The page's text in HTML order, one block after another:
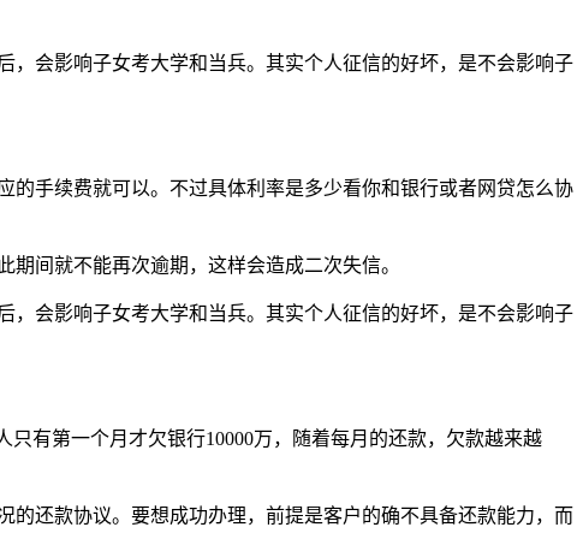
会影响子女考大学和当兵。其实个人征信的好坏，是不会影响子
手续费就可以。不过具体利率是多少看你和银行或者网贷怎么协
间就不能再次逾期，这样会造成二次失信。
会影响子女考大学和当兵。其实个人征信的好坏，是不会影响子
有第一个月才欠银行10000万，随着每月的还款，欠款越来越
还款协议。要想成功办理，前提是客户的确不具备还款能力，而